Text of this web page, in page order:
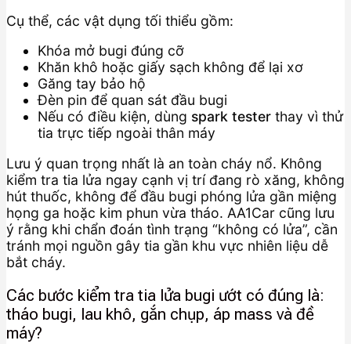
Cụ thể, các vật dụng tối thiểu gồm:
Khóa mở bugi đúng cỡ
Khăn khô hoặc giấy sạch không để lại xơ
Găng tay bảo hộ
Đèn pin để quan sát đầu bugi
Nếu có điều kiện, dùng spark tester thay vì thử
tia trực tiếp ngoài thân máy
Lưu ý quan trọng nhất là an toàn cháy nổ. Không
kiểm tra tia lửa ngay cạnh vị trí đang rò xăng, không
hút thuốc, không để đầu bugi phóng lửa gần miệng
họng ga hoặc kim phun vừa tháo. AA1Car cũng lưu
ý rằng khi chẩn đoán tình trạng “không có lửa”, cần
tránh mọi nguồn gây tia gần khu vực nhiên liệu dễ
bắt cháy.
Các bước kiểm tra tia lửa bugi ướt có đúng là:
tháo bugi, lau khô, gắn chụp, áp mass và đề
máy?